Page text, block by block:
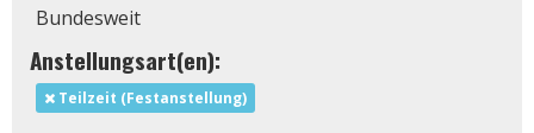
Bundesweit
Anstellungsart(en):
Teilzeit (Festanstellung)